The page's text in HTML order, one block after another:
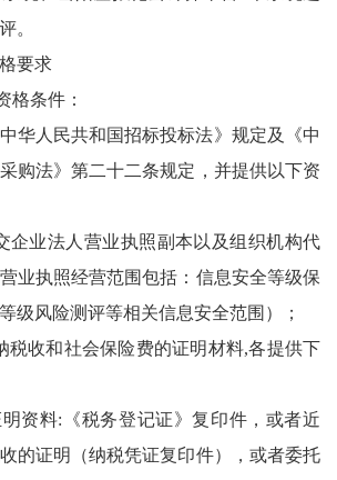
。
要求
格条件：
华人民共和国招标投标法》规定及《中
购法》第二十二条规定，并提供以下资
企业法人营业执照副本以及组织机构代
业执照经营范围包括：信息安全等级保
级风险测评等相关信息安全范围）；
税收和社会保险费的证明材料,各提供下
资料:《税务登记证》复印件，或者近
的证明（纳税凭证复印件），或者委托